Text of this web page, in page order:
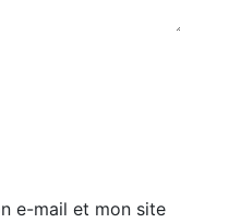
e-mail et mon site